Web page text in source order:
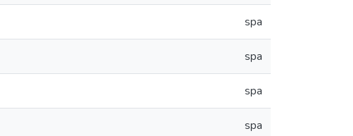
spa
spa
spa
spa